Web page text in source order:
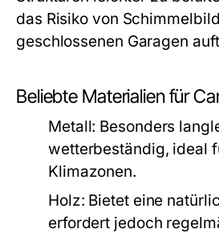
das Risiko von
geschlossenen Garagen
Beliebte Materialien für
Metall: Besonders
wetterbeständig, ideal
Klimazonen.
Holz: Bietet eine
erfordert jedoch